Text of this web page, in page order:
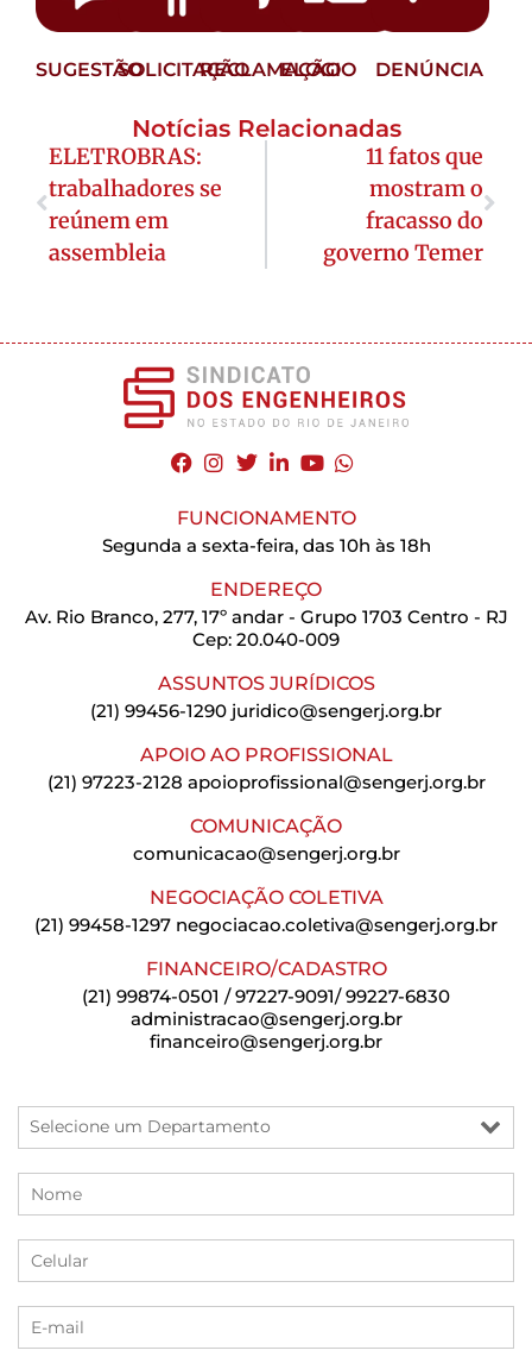
SUGESTÃOSOLICITAÇÃORECLAMAÇÃO
ELOGIO DENÚNCIA
Notícias Relacionadas
ELETROBRAS:
trabalhadores se
reúnem em
assembleia
11 fatos que
mostram o
fracasso do
governo Temer
FUNCIONAMENTO
Segunda a sexta-feira, das 10h às 18h
ENDEREÇO
Av. Rio Branco, 277, 17º andar - Grupo 1703 Centro - RJ
Cep: 20.040-009
ASSUNTOS JURÍDICOS
(21) 99456-1290 juridico@sengerj.org.br
APOIO AO PROFISSIONAL
(21) 97223-2128 apoioprofissional@sengerj.org.br
COMUNICAÇÃO
comunicacao@sengerj.org.br
NEGOCIAÇÃO COLETIVA
(21) 99458-1297 negociacao.coletiva@sengerj.org.br
FINANCEIRO/CADASTRO
(21) 99874-0501 / 97227-9091/ 99227-6830
administracao@sengerj.org.br
financeiro@sengerj.org.br